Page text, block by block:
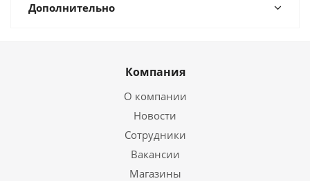
Дополнительно
Компания
О компании
Новости
Сотрудники
Вакансии
Магазины